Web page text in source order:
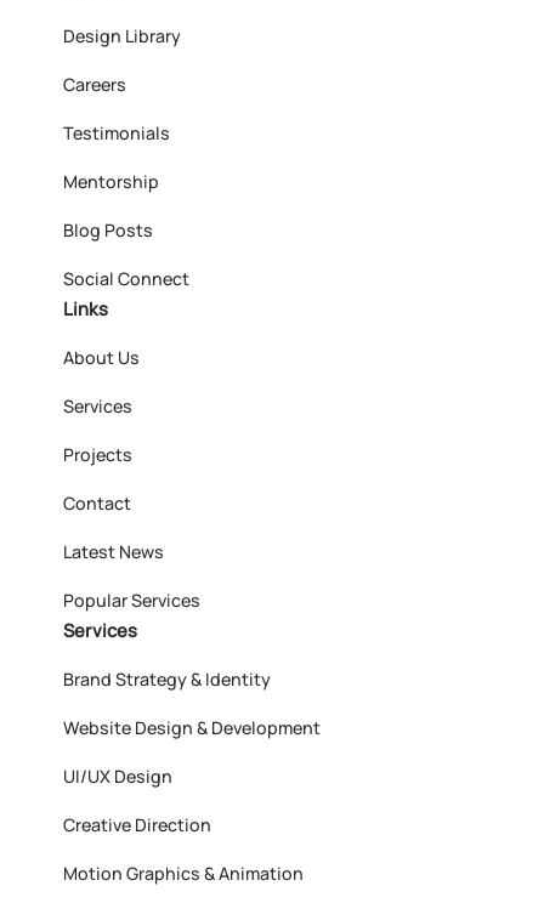
Design Library
Careers
Testimonials
Mentorship
Blog Posts
Social Connect
Links
About Us
Services
Projects
Contact
Latest News
Popular Services
Services
Brand Strategy & Identity
Website Design & Development
UI/UX Design
Creative Direction
Motion Graphics & Animation